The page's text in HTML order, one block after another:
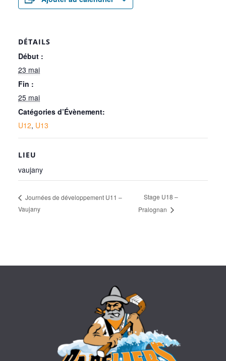
DÉTAILS
Début :
23 mai
Fin :
25 mai
Catégories d’Évènement:
U12, U13
LIEU
vaujany
Journées de développement U11 –
Vaujany
Stage U18 –
Pralognan